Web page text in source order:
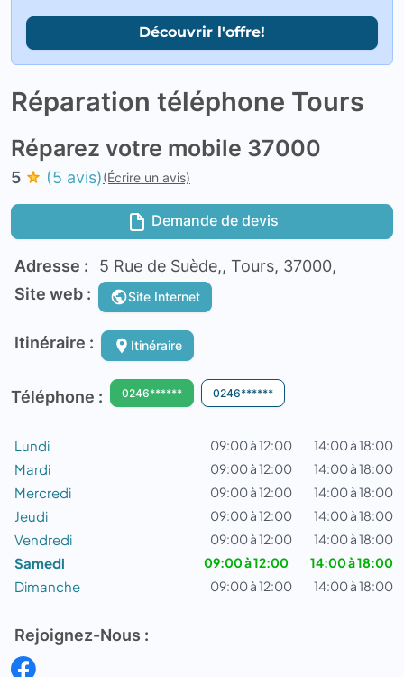
Découvrir l'offre!
Réparation téléphone Tours
Réparez votre mobile 37000
5 (5 avis)(Écrire un avis)
Demande de devis
Adresse :
5 Rue de Suède,, Tours, 37000,
Site web :
Site Internet
Itinéraire : Itinéraire
Téléphone : 0246****** 0246******
Lundi 09:00 à 12:00 14:00 à 18:00
Mardi 09:00 à 12:00 14:00 à 18:00
Mercredi 09:00 à 12:00 14:00 à 18:00
Jeudi 09:00 à 12:00 14:00 à 18:00
Vendredi 09:00 à 12:00 14:00 à 18:00
Samedi 09:00 à 12:00 14:00 à 18:00
Dimanche 09:00 à 12:00 14:00 à 18:00
Rejoignez-Nous :